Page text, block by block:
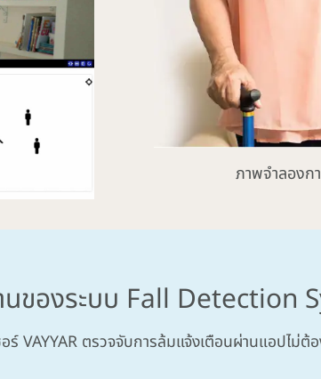
ภาพจำลองก
นของระบบ Fall Detection
อร์ VAYYAR ตรวจจับการล้มแจ้งเตือนผ่านแอปไม่